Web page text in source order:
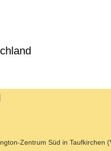
Zentrum Süd in Taufkirchen